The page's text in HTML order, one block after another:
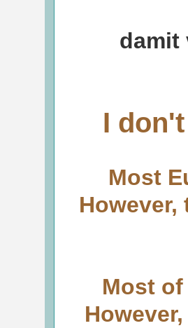
damit
I
Most
Most